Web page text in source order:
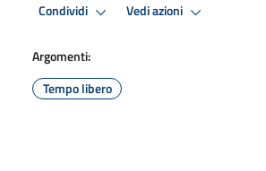
Condividi Vedi azioni
Argomenti:
Tempo libero